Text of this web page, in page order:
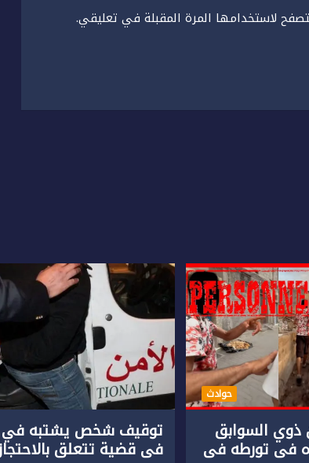
لاستخدامها المرة المقبلة في تعليقي.
حوادث
السوابق
في تورطه في
توقيف شخص يشتبه في
في قضية تتعلق